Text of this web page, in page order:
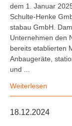
dem 1. Januar
Schulte-Henke
stabau GmbH.
Unternehmen den
bereits etablierten
Anbaugeräte,
und ...
Weiterlesen
18.12.2024